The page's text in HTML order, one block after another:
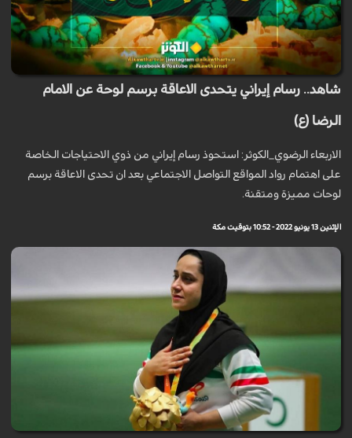
شاهد.. رسام إيراني يتحدى الاعاقة برسم لوحة عن الامام
الرضا (ع)
الاربعاء الرضوي_الكوثر: استحوذ رسام إيراني من ذوي الاحتياجات الخاصة
على اهتمام رواد المواقع التواصل الاجتماعي بعد ان تحدى الاعاقة برسم
لوحات مميزة ومتقنة.
الإثنين 13 يونيو 2022 - 10:52 بتوقيت مكة